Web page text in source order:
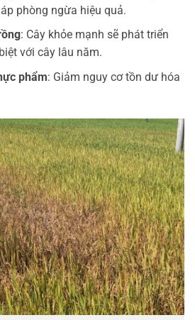
phòng ngừa hiệu quả.
: Cây khỏe mạnh sẽ phát triển
với cây lâu năm.
phẩm: Giảm nguy cơ tồn dư hóa